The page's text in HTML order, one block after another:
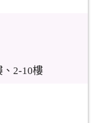
、2-10樓